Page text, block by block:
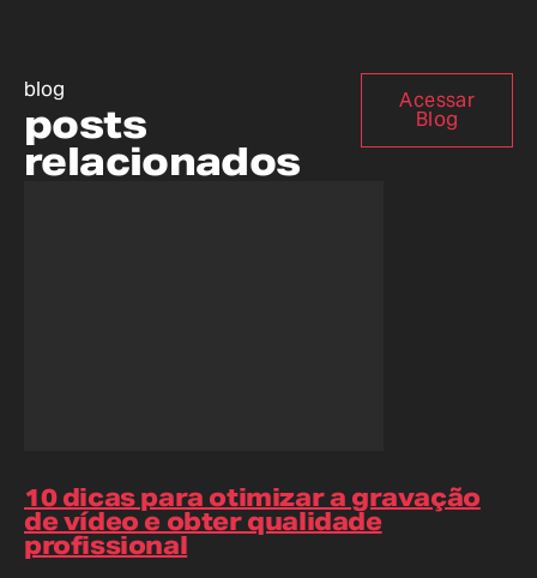
blog
posts
relacionados
Acessar
Blog
10 dicas para otimizar a gravação
de vídeo e obter qualidade
profissional